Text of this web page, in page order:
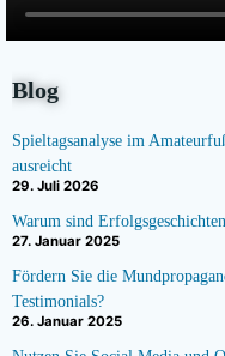
Blog
Spieltagsanalyse im
ausreicht
29. Juli 2026
Warum sind
27. Januar 2025
Fördern Sie die
Testimonials?
26. Januar 2025